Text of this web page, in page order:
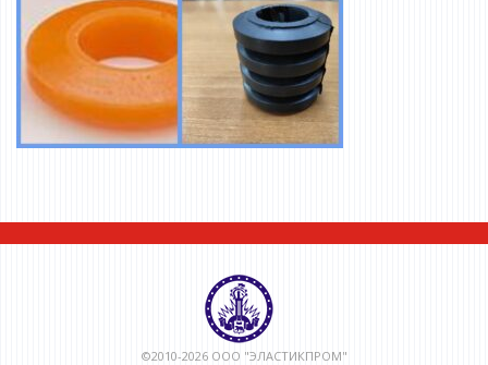
©2010-2026 ООО "ЭЛАСТИКПРОМ"